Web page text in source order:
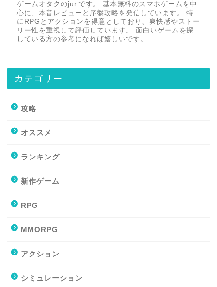
ゲームオタクのjunです。 基本無料のスマホゲームを中
心に、本音レビューと序盤攻略を発信しています。 特
にRPGとアクションを得意としており、爽快感やストー
リー性を重視して評価しています。 面白いゲームを探
している方の参考になれば嬉しいです。
カテゴリー
攻略
オススメ
ランキング
新作ゲーム
RPG
MMORPG
アクション
シミュレーション